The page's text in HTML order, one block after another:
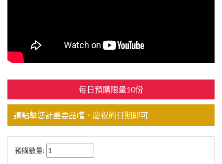
每日預購限量10份
請點擊您計畫要品嚐、慶祝的日期即可
預購數量: